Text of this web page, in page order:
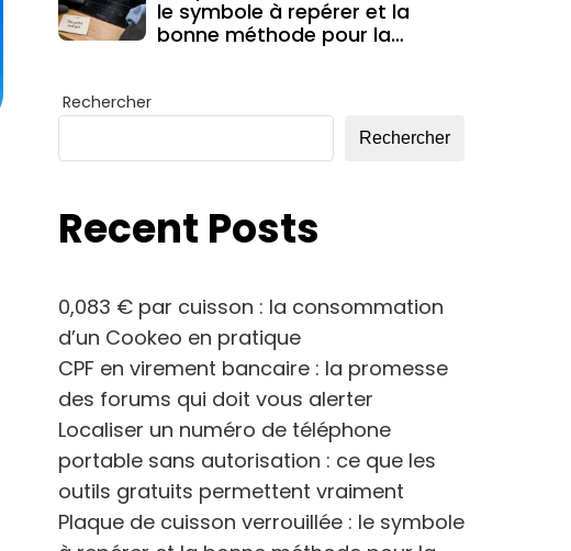
le symbole à repérer et la
bonne méthode pour la
Rechercher
Rechercher
Recent Posts
0,083 € par cuisson : la consommation
d’un Cookeo en pratique
CPF en virement bancaire : la promesse
des forums qui doit vous alerter
Localiser un numéro de téléphone
portable sans autorisation : ce que les
outils gratuits permettent vraiment
Plaque de cuisson verrouillée : le symbole